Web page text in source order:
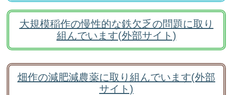
大規模稲作の慢性的な鉄欠乏の問題に取り
組んでいます(外部サイト)
畑作の減肥減農薬に取り組んでいます(外部
サイト)